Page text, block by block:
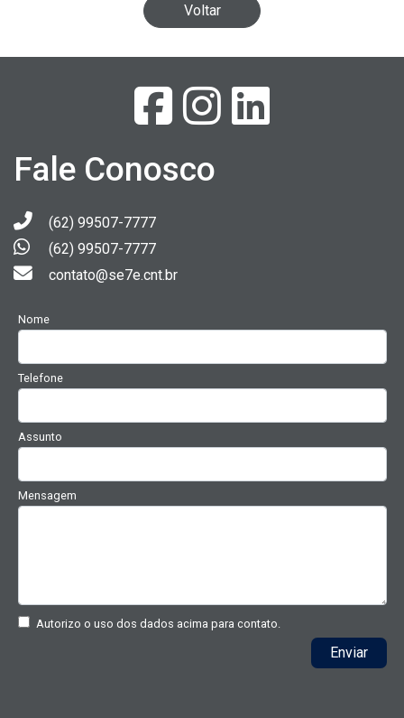
Voltar
Fale Conosco
(62) 99507-7777
(62) 99507-7777
contato@se7e.cnt.br
Nome
Telefone
Assunto
Mensagem
Autorizo o uso dos dados acima para contato.
Enviar